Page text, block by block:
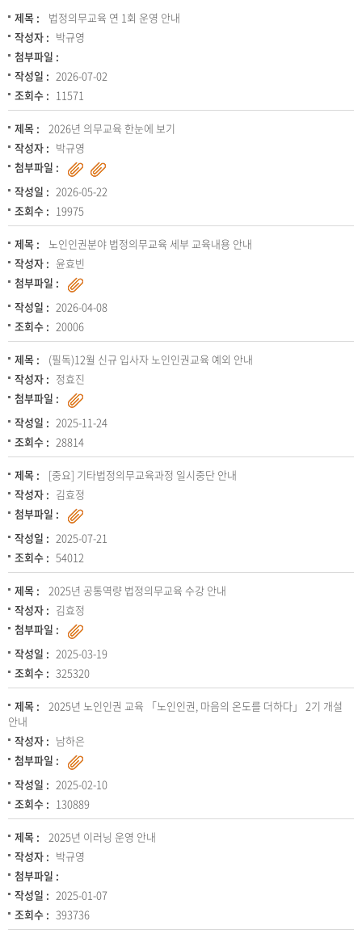
제목 :
법정의무교육 연 1회 운영 안내
작성자 : 박규영
첨부파일 :
작성일 : 2026-07-02
조회수 : 11571
제목 :
2026년 의무교육 한눈에 보기
작성자 : 박규영
첨부파일 :
작성일 : 2026-05-22
조회수 : 19975
제목 :
노인인권분야 법정의무교육 세부 교육내용 안내
작성자 : 윤효빈
첨부파일 :
작성일 : 2026-04-08
조회수 : 20006
제목 :
(필독)12월 신규 입사자 노인인권교육 예외 안내
작성자 : 정효진
첨부파일 :
작성일 : 2025-11-24
조회수 : 28814
제목 :
[중요] 기타법정의무교육과정 일시중단 안내
작성자 : 김효정
첨부파일 :
작성일 : 2025-07-21
조회수 : 54012
제목 :
2025년 공통역량 법정의무교육 수강 안내
작성자 : 김효정
첨부파일 :
작성일 : 2025-03-19
조회수 : 325320
제목 :
2025년 노인인권 교육 「노인인권, 마음의 온도를 더하다」 2기 개설
안내
작성자 : 남하은
첨부파일 :
작성일 : 2025-02-10
조회수 : 130889
제목 :
2025년 이러닝 운영 안내
작성자 : 박규영
첨부파일 :
작성일 : 2025-01-07
조회수 : 393736